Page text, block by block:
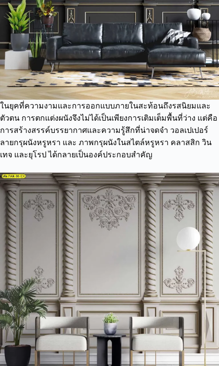
ในยุคที่ความงามและการออกแบบภายในสะท้อนถึงรสนิยมและ
ตัวตน การตกแต่งผนังจึงไม่ได้เป็นเพียงการเติมเต็มพื้นที่ว่าง แต่คือ
การสร้างสรรค์บรรยากาศและความรู้สึกที่น่าจดจำ วอลเปเปอร์
ลายกรุผนังหรูหรา และ ภาพกรุผนังในสไตล์หรูหรา คลาสสิก วิน
เทจ และยุโรป ได้กลายเป็นองค์ประกอบสำคัญ